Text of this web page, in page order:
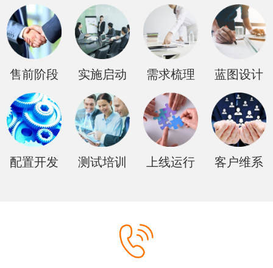
售前阶段 实施启动 需求梳理 蓝图设计
配置开发 测试培训 上线运行 客户维系